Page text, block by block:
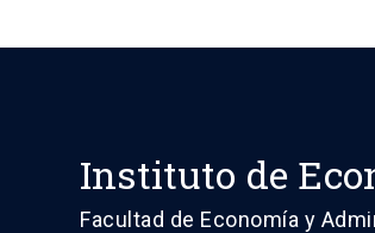
Instituto de
Facultad de Economía y